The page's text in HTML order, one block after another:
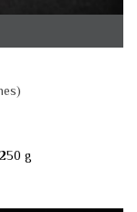
g